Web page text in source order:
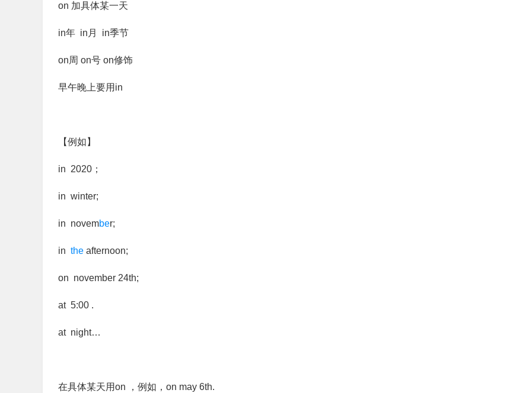
on 加具体某一天
in年 in月 in季节
on周 on号 on修饰
早午晚上要用in
【例如】
in 2020；
in winter;
in november;
in the afternoon;
on november 24th;
at 5:00 .
at night…
在具体某天用on ，例如，on may 6th.